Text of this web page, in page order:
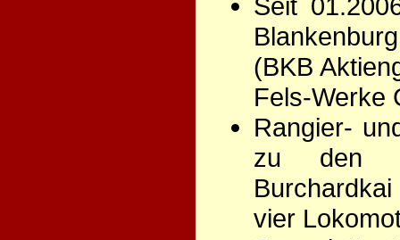
(BKB
Fels-Werke
Rangier-
zu den
vier